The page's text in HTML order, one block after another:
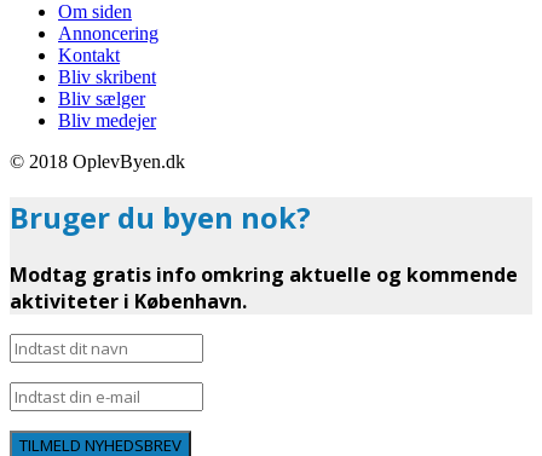
Om siden
Annoncering
Kontakt
Bliv skribent
Bliv sælger
Bliv medejer
© 2018 OplevByen.dk
Bruger du byen nok?
Modtag gratis info omkring aktuelle og kommende
aktiviteter i København.
TILMELD NYHEDSBREV